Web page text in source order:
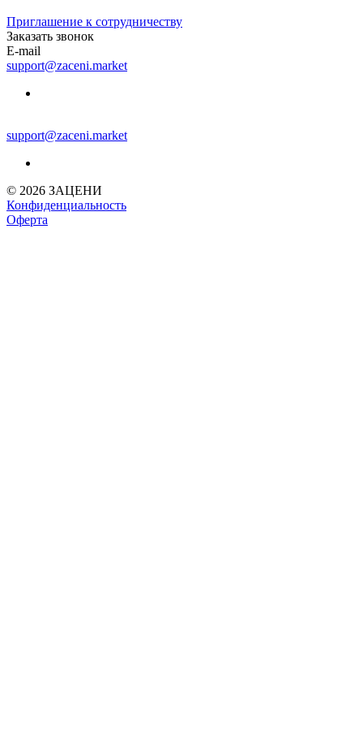
Приглашение к сотрудничеству
Заказать звонок
E-mail
support@zaceni.market
support@zaceni.market
© 2026 ЗАЦЕНИ
Конфиденциальность
Оферта